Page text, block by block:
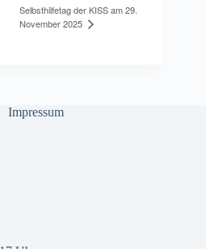
Selbsthilfetag der KISS am 29.
November 2025
Impressum